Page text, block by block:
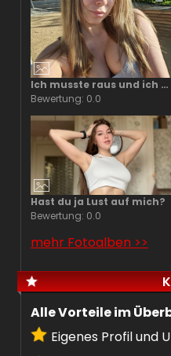
Ich musste raus und ich bewegen..
Bewertung: 0.0
Hast du ja Lust auf mich?
Bewertung: 0.0
mehr Fotoalben >>
Alle Vorteile im
Eigenes Profil und